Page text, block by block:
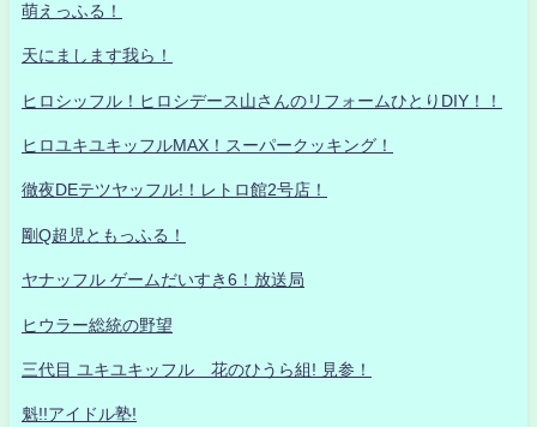
萌えっふる！
天にまします我ら！
ヒロシッフル！ヒロシデース山さんのリフォームひとりDIY！！
ヒロユキユキッフルMAX！スーパークッキング！
徹夜DEテツヤッフル!！レトロ館2号店！
剛Q超児ともっふる！
ヤナッフル ゲームだいすき6！放送局
ヒウラー総統の野望
三代目 ユキユキッフル 花のひうら組! 見参！
魁!!アイドル塾!